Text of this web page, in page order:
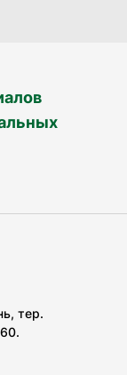
тер.